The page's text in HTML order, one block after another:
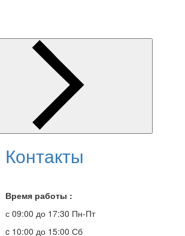
Контакты
Время работы :
с 09:00 до 17:30 Пн-Пт
c 10:00 до 15:00 Сб